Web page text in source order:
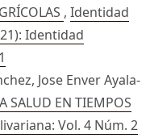
, Identidad
Identidad
Jose Enver Ayala-
SALUD EN TIEMPOS
Vol. 4 Núm. 2